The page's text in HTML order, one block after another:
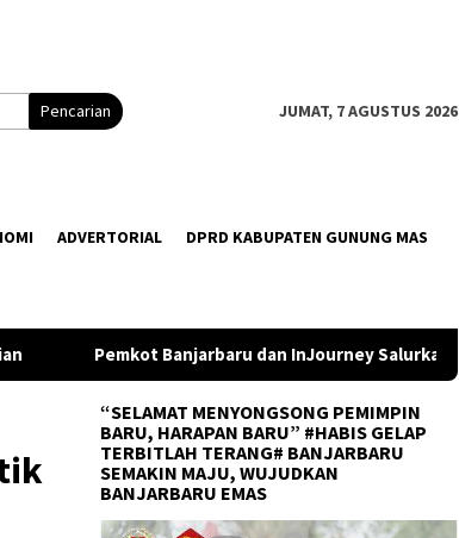
Pencarian JUMAT, 7 AGUSTUS 2026
ADVERTORIAL DPRD KABUPATEN GUNUNG MAS
InJourney Salurkan Bantuan TJSL Rp319 Juta
“SELAMAT MENYONGSONG PEMIMPIN
BARU, HARAPAN BARU” #HABIS GELAP
TERBITLAH TERANG# BANJARBARU
SEMAKIN MAJU, WUJUDKAN
BANJARBARU EMAS